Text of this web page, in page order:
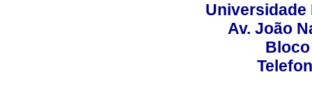
Universidade
Av. João
Bloco